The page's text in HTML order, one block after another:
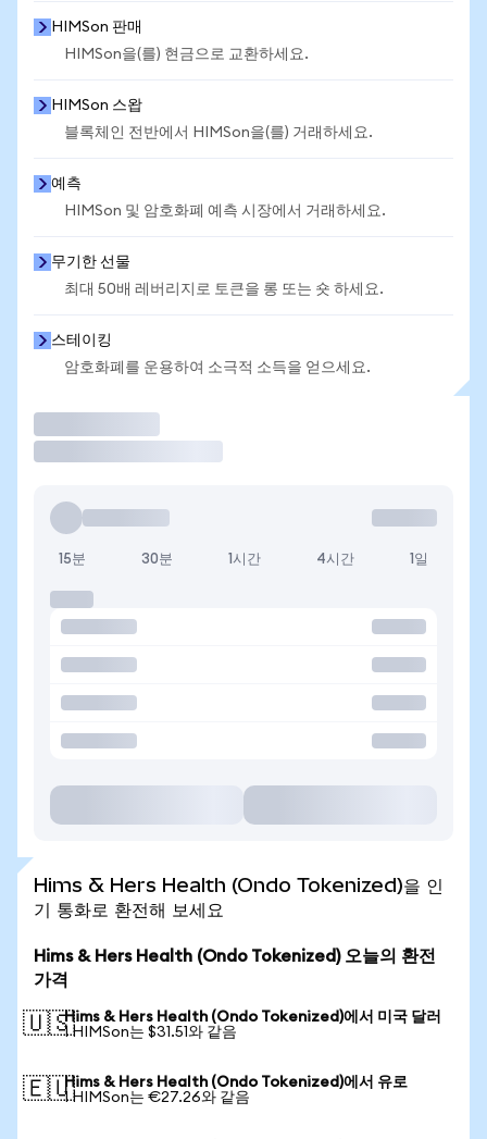
HIMSon 판매
HIMSon을(를) 현금으로 교환하세요.
HIMSon 스왑
블록체인 전반에서 HIMSon을(를) 거래하세요.
예측
HIMSon 및 암호화폐 예측 시장에서 거래하세요.
무기한 선물
최대 50배 레버리지로 토큰을 롱 또는 숏 하세요.
스테이킹
암호화폐를 운용하여 소극적 소득을 얻으세요.
15분 30분 1시간 4시간 1일
Hims & Hers Health (Ondo Tokenized)을 인
기 통화로 환전해 보세요
Hims & Hers Health (Ondo Tokenized) 오늘의 환전
가격
🇺🇸Hims & Hers Health (Ondo Tokenized)에서 미국 달러
1 HIMSon는 $31.51와 같음
🇪🇺Hims & Hers Health (Ondo Tokenized)에서 유로
1 HIMSon는 €27.26와 같음